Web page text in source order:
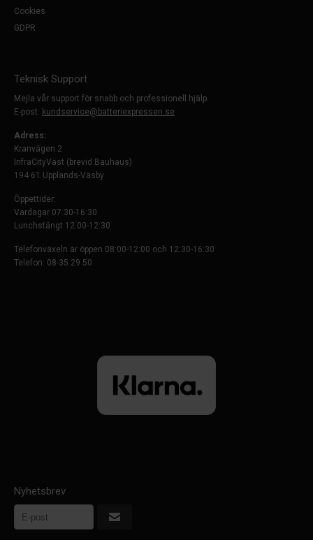
Cookies
GDPR
Teknisk Support
Mejla vår support för snabb och professionell hjälp.
E-post: kundservice@batteriexpressen.se
Adress:
Kranvägen 2
InfraCityVäst (brevid Bauhaus)
194 61 Upplands-Väsby
Öppettider:
Vardagar 07:30-16:30
Lunchstängt 12:00-12:30
Telefonväxeln är öppen 08:00-12:00 och 12:30-16:30
Telefon: 08-35 29 50
Nyhetsbrev